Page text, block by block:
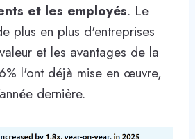
et les employés. Le
plus en plus d'entreprises
et les avantages de la
l'ont déjà mise en œuvre,
dernière.